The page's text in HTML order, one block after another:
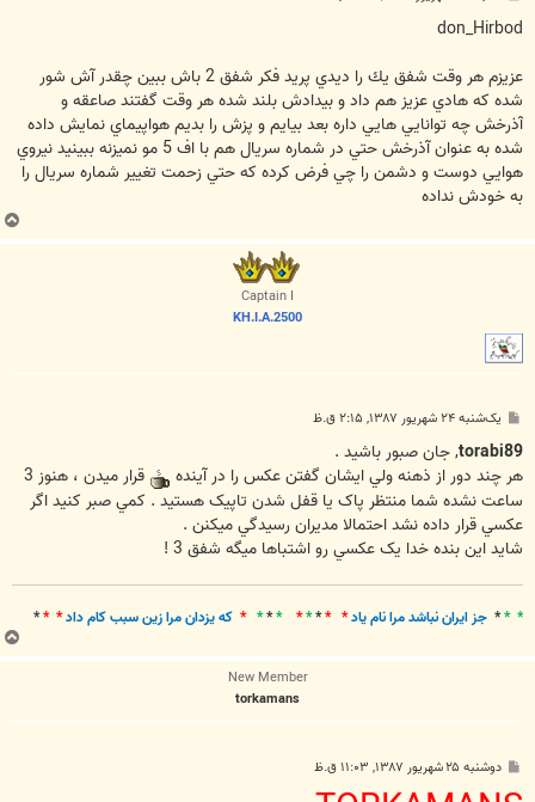
ت
don_Hirbod
عزيزم هر وقت شفق يك را ديدي پريد فكر شفق 2 باش ببين چقدر آش شور
شده كه هادي عزيز هم داد و بيدادش بلند شده هر وقت گفتند صاعقه و
آذرخش چه توانايي هايي داره بعد بيايم و پزش را بديم هواپيماي نمايش داده
شده به عنوان آذرخش حتي در شماره سريال هم با اف 5 مو نميزنه ببينيد نيروي
هوايي دوست و دشمن را چي فرض كرده كه حتي زحمت تغيير شماره سريال را
به خودش نداده
ب
ا
Captain I
KH.I.A.2500
پ
ت
یک‌شنبه ۲۴ شهریور ۱۳۸۷, ۲:۱۵ ق.ظ
torabi89, جان صبور باشيد .
هر چند دور از ذهنه ولي ايشان گفتن عکس را در آينده
قرار ميدن ، هنوز 3
ساعت نشده شما منتظر پاک يا قفل شدن تاپيک هستيد . کمي صبر کنيد اگر
عکسي قرار داده نشد احتمالا مديران رسيدگي ميکنن .
شايد اين بنده خدا يک عکسي رو اشتباها ميگه شفق 3 !
* *
* جز ايران نباشد مرا نام ياد* *
*
*
*
*
*
*
* که يزدان مرا زين سبب کام داد* *
*
ب
ا
New Member
torkamans
پ
ت
دوشنبه ۲۵ شهریور ۱۳۸۷, ۱۱:۰۳ ق.ظ